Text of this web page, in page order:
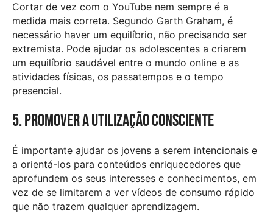
Cortar de vez com o YouTube nem sempre é a
medida mais correta. Segundo Garth Graham, é
necessário haver um equilíbrio, não precisando ser
extremista. Pode ajudar os adolescentes a criarem
um equilíbrio saudável entre o mundo online e as
atividades físicas, os passatempos e o tempo
presencial.
5. Promover a utilização consciente
É importante ajudar os jovens a serem intencionais e
a orientá-los para conteúdos enriquecedores que
aprofundem os seus interesses e conhecimentos, em
vez de se limitarem a ver vídeos de consumo rápido
que não trazem qualquer aprendizagem.